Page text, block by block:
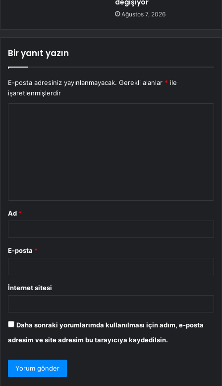
Ağustos 7, 2026
Bir yanıt yazın
E-posta adresiniz yayınlanmayacak. Gerekli alanlar * ile
işaretlenmişlerdir
Ad *
E-posta *
İnternet sitesi
Daha sonraki yorumlarımda kullanılması için adım, e-posta
adresim ve site adresim bu tarayıcıya kaydedilsin.